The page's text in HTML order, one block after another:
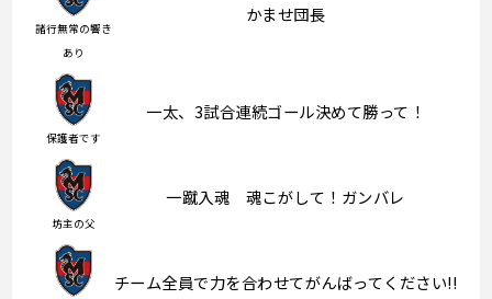
諸行無常の響き
あり
かませ団長
保護者です
一太、3試合連続ゴール決めて勝って！
坊主の父
一蹴入魂 魂こがして！ガンバレ
チーム全員で力を合わせてがんばってください!!